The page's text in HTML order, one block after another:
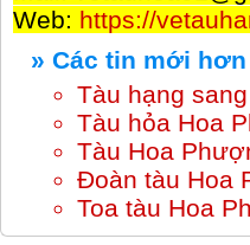
Web: https://
» Các tin mới hơn
Tàu hạng
Tàu hỏa Hoa
Tàu Hoa
Đoàn tàu Hoa
Toa tàu Hoa